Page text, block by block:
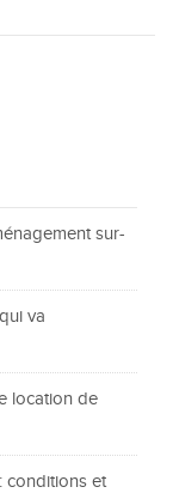
sur-
va
location de
conditions et